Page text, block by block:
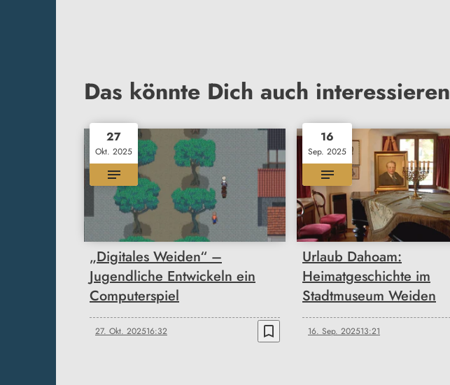
Das könnte Dich auch interessieren
27
Okt. 2025
„Digitales Weiden“ –
Jugendliche Entwickeln ein
Computerspiel
27. Okt. 202516:32 bookmark_border
16
Sep. 2025
Urlaub Dahoam:
Heimatgeschichte im
Stadtmuseum Weiden
16. Sep. 202513:21